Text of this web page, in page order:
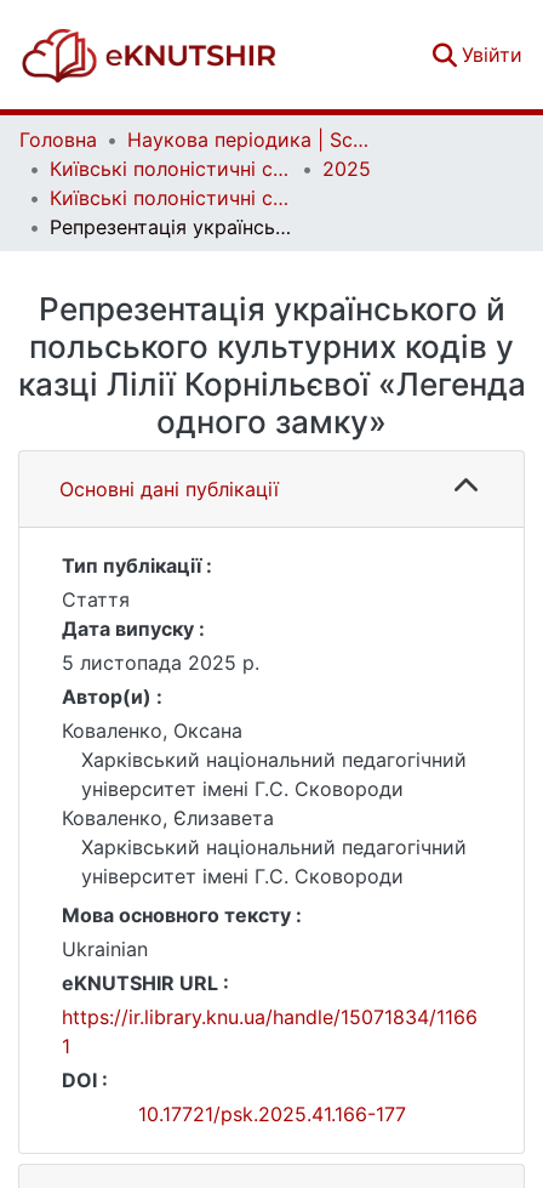
Увійти
Головна
Наукова періодика | Scientific periodicals
Київські полоністичні студії | Polish Studies of Kyiv
2025
Київські полоністичні студії. Том 41
Репрезентація українського й польського культурних кодів у казці Лілії Корнільєвої «Легенда одного замку»
Репрезентація українського й
польського культурних кодів у
казці Лілії Корнільєвої «Легенда
одного замку»
Основні дані публікації
Тип публікації :
Стаття
Дата випуску :
5 листопада 2025 р.
Автор(и) :
Коваленко, Оксана
Харківський національний педагогічний
університет імені Г.С. Сковороди
Коваленко, Єлизавета
Харківський національний педагогічний
університет імені Г.С. Сковороди
Мова основного тексту :
Ukrainian
eKNUTSHIR URL :
https://ir.library.knu.ua/handle/15071834/1166
1
DOI :
10.17721/psk.2025.41.166-177